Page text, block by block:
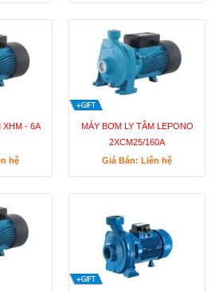
XHM - 6A
hệ
MÁY BƠM LY TÂM LEPONO
2XCM25/160A
Giá Bán: Liên hệ